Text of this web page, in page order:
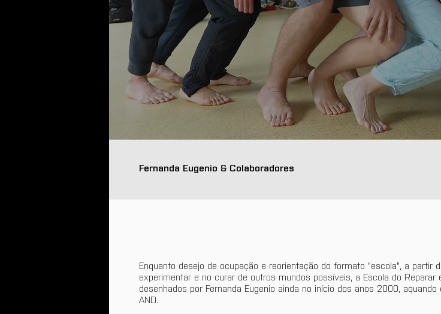
Fernanda Eugenio & Colaboradores
Enquanto desejo de ocupação e reorientação do formato "escola", a partir
experimentar e no curar de outros mundos possíveis, a Escola do
desenhados por Fernanda Eugenio ainda no início dos anos 2000,
AND.